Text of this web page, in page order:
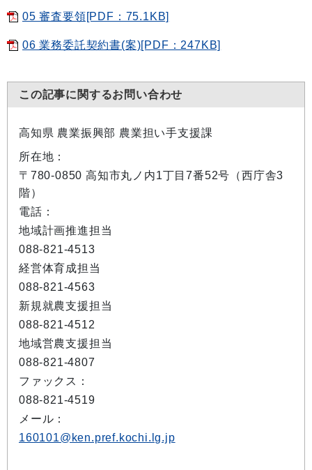
05 審査要領[PDF：75.1KB]
06 業務委託契約書(案)[PDF：247KB]
この記事に関するお問い合わせ
高知県 農業振興部 農業担い手支援課
所在地：
〒780-0850 高知市丸ノ内1丁目7番52号（西庁舎3
階）
電話：
地域計画推進担当
088-821-4513
経営体育成担当
088-821-4563
新規就農支援担当
088-821-4512
地域営農支援担当
088-821-4807
ファックス：
088-821-4519
メール：
160101@ken.pref.kochi.lg.jp